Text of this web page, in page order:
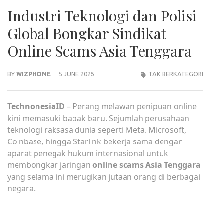
Industri Teknologi dan Polisi
Global Bongkar Sindikat
Online Scams Asia Tenggara
BY WIZPHONE 5 JUNE 2026 TAK BERKATEGORI
TechnonesiaID – Perang melawan penipuan online
kini memasuki babak baru. Sejumlah perusahaan
teknologi raksasa dunia seperti Meta, Microsoft,
Coinbase, hingga Starlink bekerja sama dengan
aparat penegak hukum internasional untuk
membongkar jaringan online scams Asia Tenggara
yang selama ini merugikan jutaan orang di berbagai
negara.